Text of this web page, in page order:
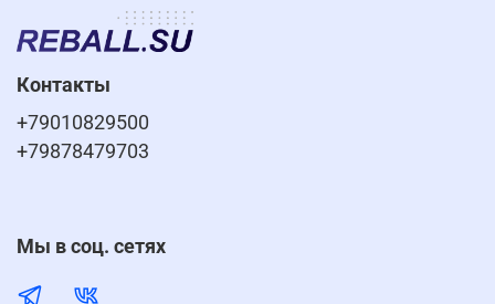
Контакты
+79010829500
+79878479703
Мы в соц. сетях